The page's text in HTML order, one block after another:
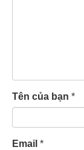
Tên của bạn *
Email *